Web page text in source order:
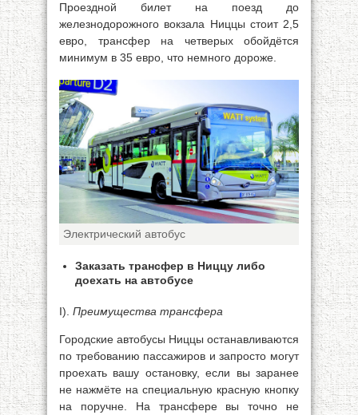
Проездной билет на поезд до
железнодорожного вокзала Ниццы стоит 2,5
евро, трансфер на четверых обойдётся
минимум в 35 евро, что немного дороже.
Электрический автобус
Заказать трансфер в Ниццу либо
доехать на автобусе
I). Преимущества трансфера
Городские автобусы Ниццы останавливаются
по требованию пассажиров и запросто могут
проехать вашу остановку, если вы заранее
не нажмёте на специальную красную кнопку
на поручне. На трансфере вы точно не